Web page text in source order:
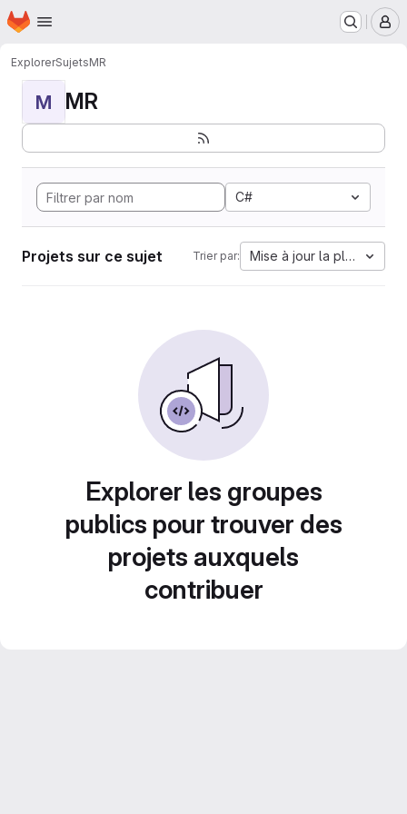
Passer au contenu principal
Page d'accueil
ExplorerSujetsMR
M MR
C#
Projets sur ce sujet Trier par: Mise à jour la plus
Explorer les groupes
publics pour trouver des
projets auxquels
contribuer